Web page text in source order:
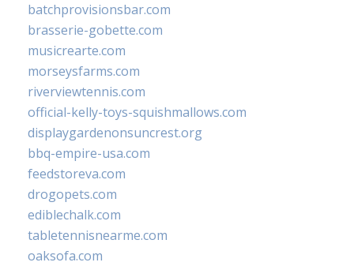
batchprovisionsbar.com
brasserie-gobette.com
musicrearte.com
morseysfarms.com
riverviewtennis.com
official-kelly-toys-squishmallows.com
displaygardenonsuncrest.org
bbq-empire-usa.com
feedstoreva.com
drogopets.com
ediblechalk.com
tabletennisnearme.com
oaksofa.com